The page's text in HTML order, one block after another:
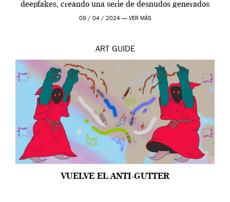
deepfakes, creando una serie de desnudos generados
por […]
09 / 04 / 2024 — VER MÁS
ART GUIDE
VUELVE EL ANTI-GUTTER